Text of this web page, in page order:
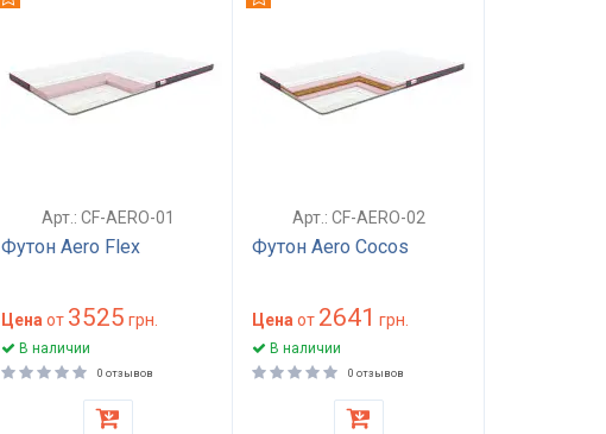
Арт.: CF-AERO-01
Футон Aero Flex
Цена от 3525 грн.
В наличии
0 отзывов
Арт.: CF-AERO-02
Футон Aero Cocos
Цена от 2641 грн.
В наличии
0 отзывов